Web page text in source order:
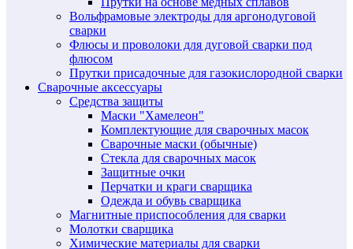
Вольфрамовые электроды для аргонодуговой
сварки
Флюсы и проволоки для дуговой сварки под
флюсом
Прутки присадочные для газокислородной сварки
Сварочные аксессуары
Средства защиты
Маски "Хамелеон"
Комплектующие для сварочных масок
Сварочные маски (обычные)
Стекла для сварочных масок
Защитные очки
Перчатки и краги сварщика
Одежда и обувь сварщика
Магнитные приспособления для сварки
Молотки сварщика
Химические материалы для сварки